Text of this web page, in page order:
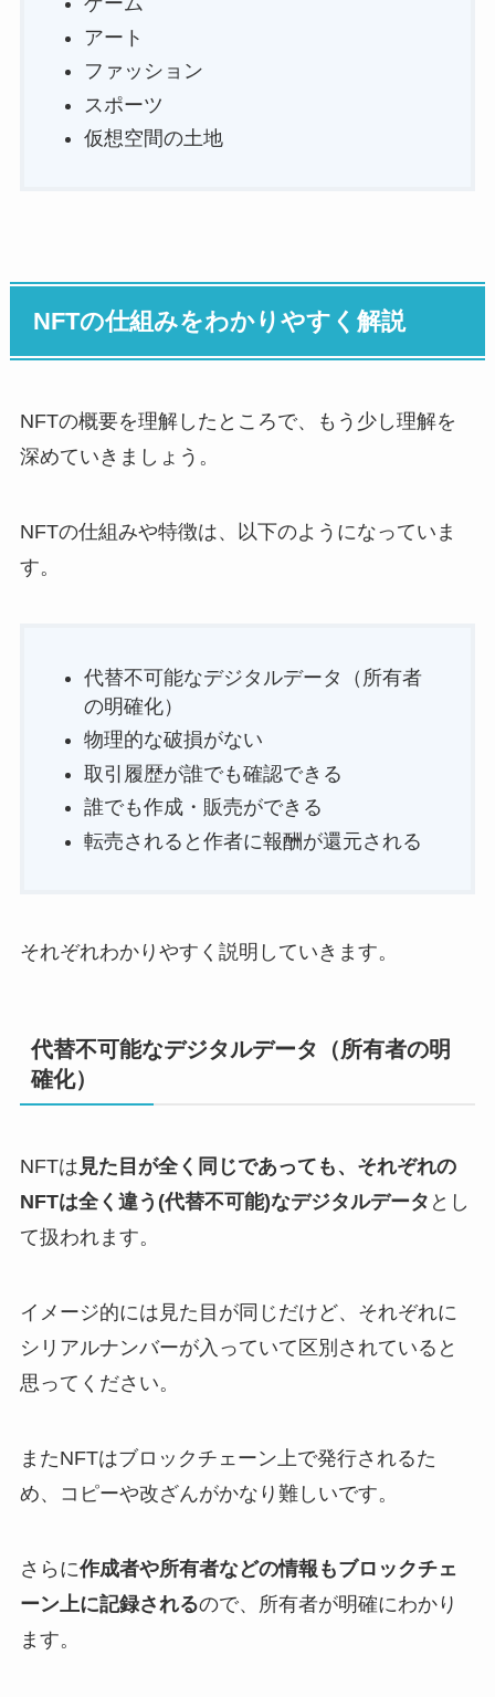
アート
ファッション
スポーツ
仮想空間の土地
NFTの仕組みをわかりやすく解説
NFTの概要を理解したところで、もう少し理解を
深めていきましょう。
NFTの仕組みや特徴は、以下のようになっていま
す。
代替不可能なデジタルデータ（所有者
の明確化）
物理的な破損がない
取引履歴が誰でも確認できる
誰でも作成・販売ができる
転売されると作者に報酬が還元される
それぞれわかりやすく説明していきます。
代替不可能なデジタルデータ（所有者の明
確化）
NFTは 見た目が全く同じであっても、それぞれの
NFTは全く違う(代替不可能)なデジタルデータ とし
て扱われます。
イメージ的には見た目が同じだけど、それぞれに
シリアルナンバーが入っていて区別されていると
思ってください。
またNFTはブロックチェーン上で発行されるた
め、コピーや改ざんがかなり難しいです。
さらに作成者や所有者などの情報もブロックチェ
ーン上に記録されるので、所有者が明確にわかり
ます。